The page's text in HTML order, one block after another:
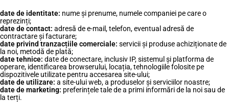
date de identitate: nume și prenume, numele companiei pe care o
reprezinți;
date de contact: adresă de e-mail, telefon, eventual adresă de
contractare și facturare;
date privind tranzacțiile comerciale: servicii și produse achiziționate de
la noi, metodă de plată;
date tehnice: date de conectare, inclusiv IP, sistemul și platforma de
operare, identificarea browserului, locația, tehnologiile folosite pe
dispozitivele utilizate pentru accesarea site-ului;
date de utilizare: a site-ului web, a produselor și serviciilor noastre;
date de marketing: preferințele tale de a primi informări de la noi sau de
la terți.